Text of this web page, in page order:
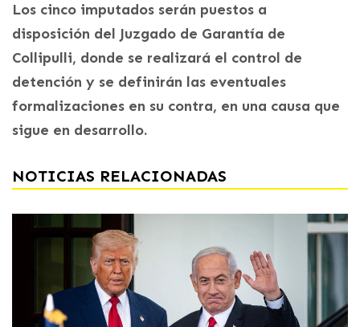
Los cinco imputados serán puestos a
disposición del Juzgado de Garantía de
Collipulli, donde se realizará el control de
detención y se definirán las eventuales
formalizaciones en su contra, en una causa que
sigue en desarrollo.
NOTICIAS RELACIONADAS